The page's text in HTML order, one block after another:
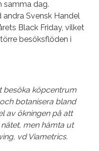
samma dag.
Svensk Handel
Black Friday, vilket
besöksflöden i
besöka köpcentrum
botanisera bland
av ökningen på att
men hämta ut
vd Viametrics.